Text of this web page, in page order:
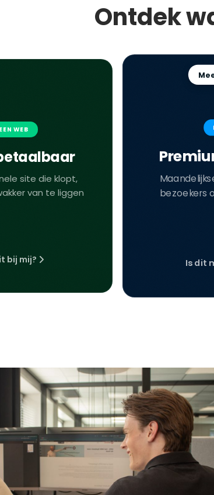
Ontdek
WEB
site die klopt,
van te liggen
bij mij?
bezoekers
Is dit